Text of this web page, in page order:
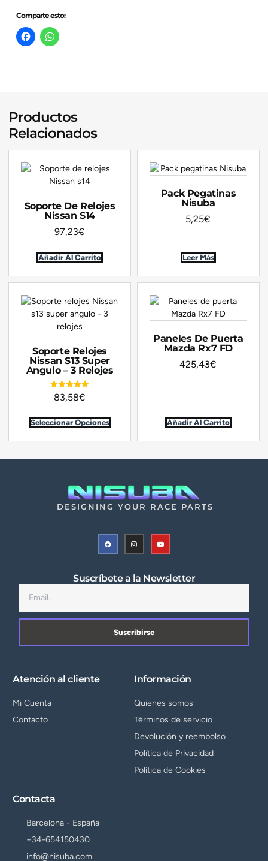
Comparte esto:
Productos
Relacionados
Soporte De Relojes
Nissan S14
97,23€
Añadir Al Carrito
Pack Pegatinas
Nisuba
5,25€
Leer Más
Soporte Relojes
Nissan S13 Super
Angulo – 3 Relojes
Valorado en
5.00
83,58€
Seleccionar Opciones
Paneles De Puerta
Mazda Rx7 FD
425,43€
Añadir Al Carrito
DESIGNING YOUR RACE PARTS
Suscríbete a la Newsletter
Suscribirse
Atención al cliente
Mi Cuenta
Contacto
Información
Quienes somos
Términos de servicio
Devolución y reembolso
Política de Privacidad
Política de Cookies
Contacta
Barcelona - España
+34-654150430
info@nisuba.com